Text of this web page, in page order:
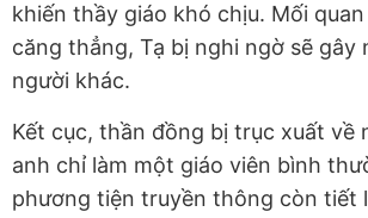
khiến thầy giáo khó chịu. Mối
căng thẳng, Tạ bị nghi ngờ sẽ gây
người khác.
Kết cục, thần đồng bị trục xuất về
anh chỉ làm một giáo viên bình
phương tiện truyền thông còn tiết